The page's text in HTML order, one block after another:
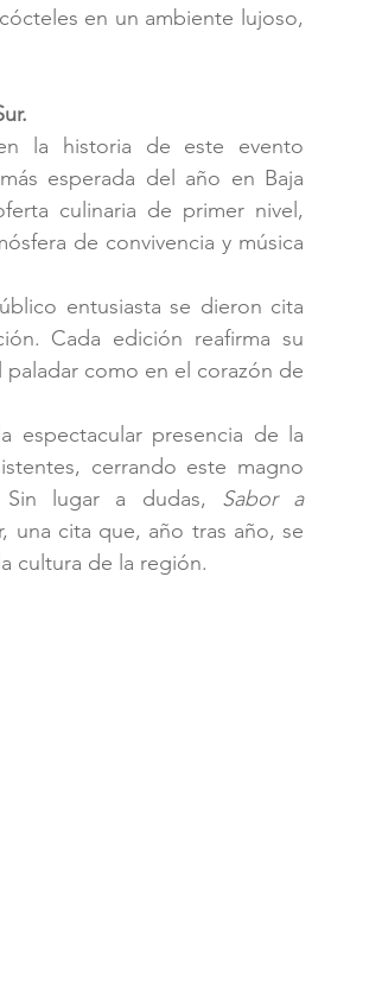
en un ambiente lujoso,
la historia de este evento
esperada del año en Baja
culinaria de primer nivel,
de convivencia y música
entusiasta se dieron cita
Cada edición reafirma su
como en el corazón de
presencia de la
cerrando este magno
lugar a dudas, Sabor a
una cita que, año tras año, se
cultura de la región.